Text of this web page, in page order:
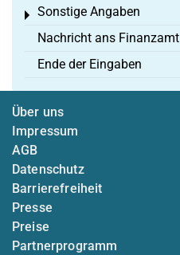
Sonstige Angaben
Toggle menu
Nachricht ans Finanzamt
Ende der Eingaben
Über uns
Impressum
AGB
Datenschutz
Barrierefreiheit
Presse
Preise
Partnerprogramm